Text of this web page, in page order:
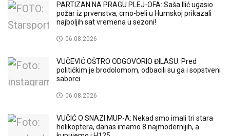
PARTIZAN NA PRAGU PLEJ-OFA: Saša Ilić ugasio
požar iz prvenstva, crno-beli u Humskoj prikazali
najboljih sat vremena u sezoni!
06.08.2026
VUČEVIĆ OŠTRO ODGOVORIO ĐILASU: Pred
političkim je brodolomom, odbacili su ga i sopstveni
saborci
06.08.2026
VUČIĆ O SNAZI MUP-A: Nekad smo imali tri stara
helikoptera, danas imamo 8 najmodernijih, a